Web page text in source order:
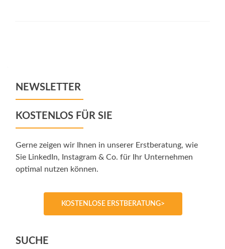
NEWSLETTER
KOSTENLOS FÜR SIE
Gerne zeigen wir Ihnen in unserer Erstberatung, wie
Sie LinkedIn, Instagram & Co. für Ihr Unternehmen
optimal nutzen können.
KOSTENLOSE ERSTBERATUNG>
SUCHE